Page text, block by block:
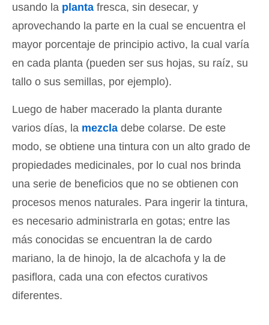
usando la planta fresca, sin desecar, y
aprovechando la parte en la cual se encuentra el
mayor porcentaje de principio activo, la cual varía
en cada planta (pueden ser sus hojas, su raíz, su
tallo o sus semillas, por ejemplo).
Luego de haber macerado la planta durante
varios días, la mezcla debe colarse. De este
modo, se obtiene una tintura con un alto grado de
propiedades medicinales, por lo cual nos brinda
una serie de beneficios que no se obtienen con
procesos menos naturales. Para ingerir la tintura,
es necesario administrarla en gotas; entre las
más conocidas se encuentran la de cardo
mariano, la de hinojo, la de alcachofa y la de
pasiflora, cada una con efectos curativos
diferentes.